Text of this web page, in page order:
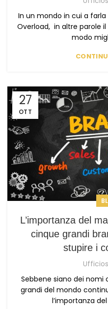
In un mondo in cui a
Overload, in altre parole
modo
27
OTT
L’importanza del
cinque grandi
stupire i
Sebbene siano dei nomi
grandi del mondo
l’importanza